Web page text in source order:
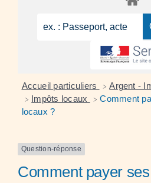
Accueil particuliers > Argent -
> Impôts locaux > Comment
locaux ?
Question-réponse
Comment payer